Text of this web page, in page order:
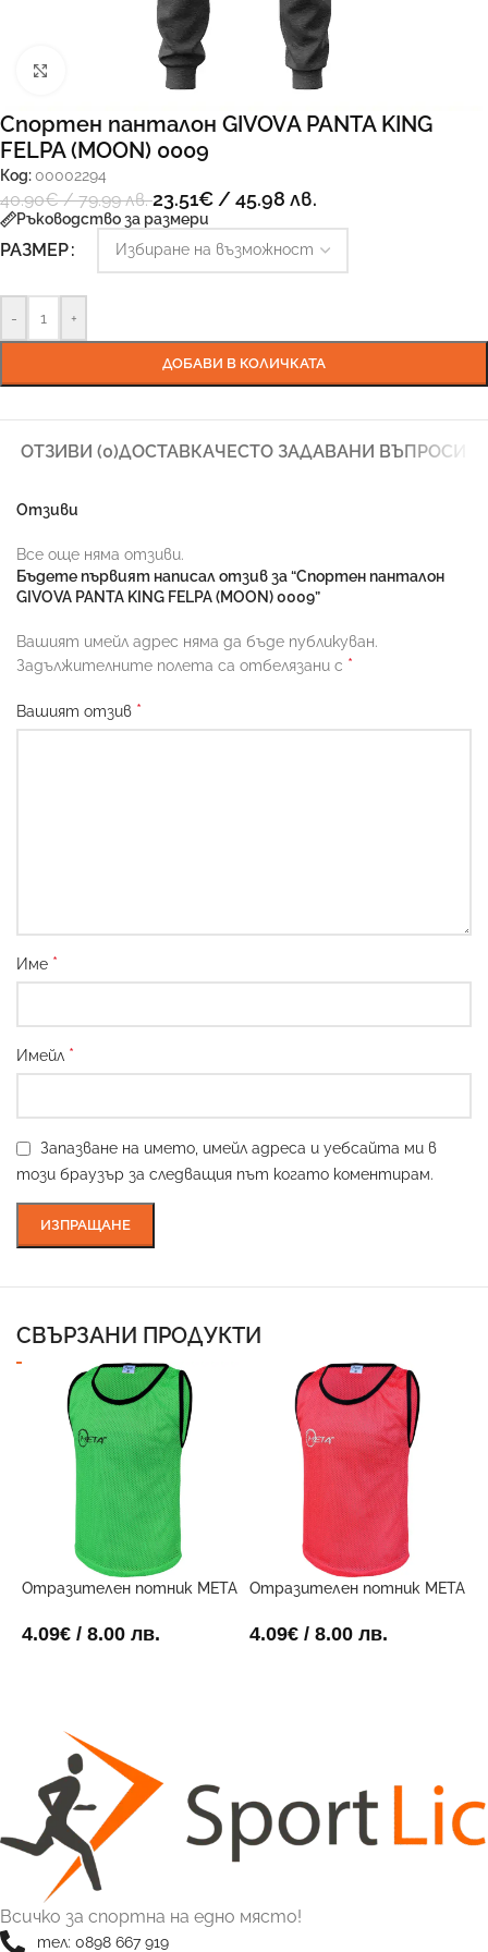
Спортен панталон GIVOVA PANTA KING
FELPA (MOON) 0009
Код: 00002294
40.90€/ 79.99 лв.23.51€ / 45.98 лв.
Ръководство за размери
РАЗМЕР
- +
ДОБАВИ В КОЛИЧКАТА
ОТЗИВИ (0)ДОСТАВКАЧЕСТО ЗАДАВАНИ ВЪПРОСИ
Отзиви
Все още няма отзиви.
Бъдете първият написал отзив за “Спортен панталон
GIVOVA PANTA KING FELPA (MOON) 0009”
Вашият имейл адрес няма да бъде публикуван.
Задължителните полета са отбелязани с *
Вашият отзив *
Име *
Имейл *
Запазване на името, имейл адреса и уебсайта ми в
този браузър за следващия път когато коментирам.
СВЪРЗАНИ ПРОДУКТИ
Отразителен потник META
4.09€ / 8.00 лв.
Отразителен потник META
4.09€/ 8.00 лв.
Всичко за спортна на едно място!
тел: 0898 667 919